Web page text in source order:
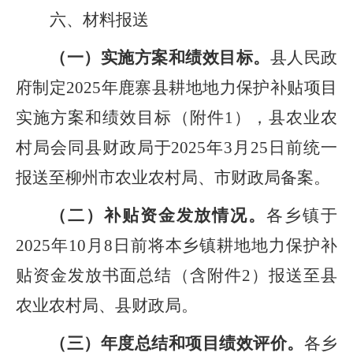
六、材料报送
（一）实施方案和绩效目标。 县人民政
府制定2025年鹿寨县耕地地力保护补贴项目
实施方案和绩效目标（附件1 ），县农业农
村局会同县财政局于2025年3 月 25 日前统一
报送至柳州市农业农村局、 市财政局备案。
（二）补贴资金发放情况。各乡镇于
2025年10 月 8 日前将本乡镇耕地地力保护补
贴资金发放书面总结（含附件2 ）报送至县
农业农村局、县财政局。
（三）年度总结和项目绩效评价。 各乡